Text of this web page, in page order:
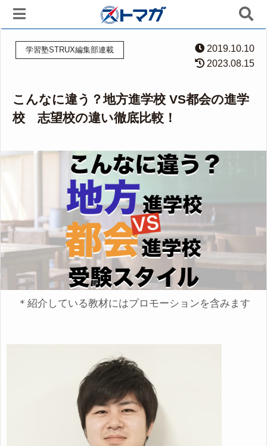
学習塾STRUX編集部連載
2019.10.10
2023.08.15
こんなに違う？地方進学校 VS都会の進学
校 志望校の違い徹底比較！
＊紹介している教材にはプロモーションを含みます